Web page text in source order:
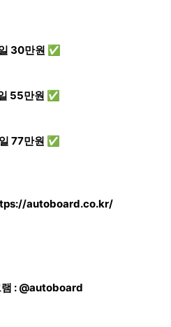
30만원 ✅
55만원 ✅
77만원 ✅
autoboard.co.kr/
램 : @autoboard